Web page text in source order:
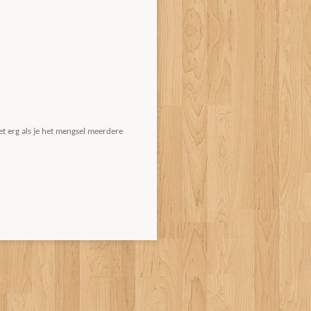
erg als je het mengsel meerdere